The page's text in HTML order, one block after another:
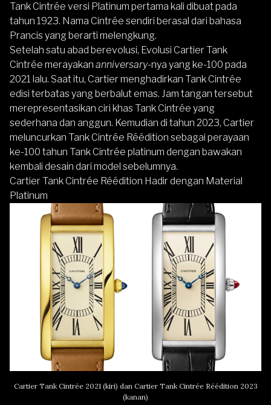
Tank Cintrée versi Platinum pertama kali dibuat pada
tahun 1923. Nama Cintrée sendiri berasal dari bahasa
Prancis yang berarti melengkung.
Setelah satu abad berevolusi, Evolusi Cartier Tank
Cintrée merayakan anniversary-nya yang ke-100 pada
2021 lalu. Saat itu, Cartier menghadirkan Tank Cintrée
edisi terbatas yang berbalut emas. Jam tangan tersebut
merepresentasikan ciri khas Tank Cintrée yang
sederhana dan anggun. Kemudian di tahun 2023, Cartier
meluncurkan Tank Cintrée Réédition sebagai perayaan
ke-100 tahun Tank Cintrée platinum dengan bawakan
kembali desain dari model sebelumnya.
Cartier Tank Cintrée Réédition Hadir dengan Material
Platinum
Cartier Tank Cintrée 2021 (kiri) dan Cartier Tank Cintrée Réédition 2023
(kanan)